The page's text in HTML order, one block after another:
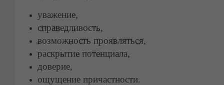
уважение,
справедливость,
возможность проявляться,
раскрытие потенциала,
доверие,
ощущение причастности.